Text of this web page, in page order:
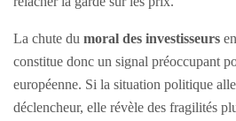
La chute du moral des investisseurs
constitue donc un signal préoccupant
européenne. Si la situation politique
déclencheur, elle révèle des fragilités